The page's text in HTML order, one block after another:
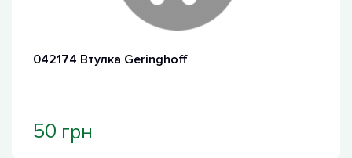
042174 Втулка Geringhoff
50 грн